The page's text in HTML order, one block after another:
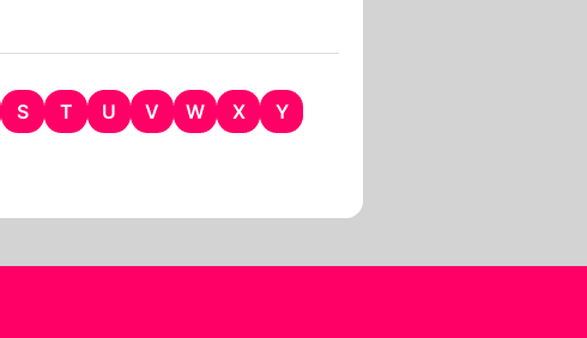
S T U V W X
Y